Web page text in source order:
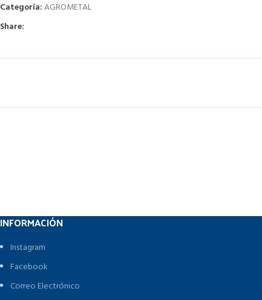
Categoría:AGROMETAL
Share:
INFORMACIÓN
Instagram
Facebook
Correo Electrónico